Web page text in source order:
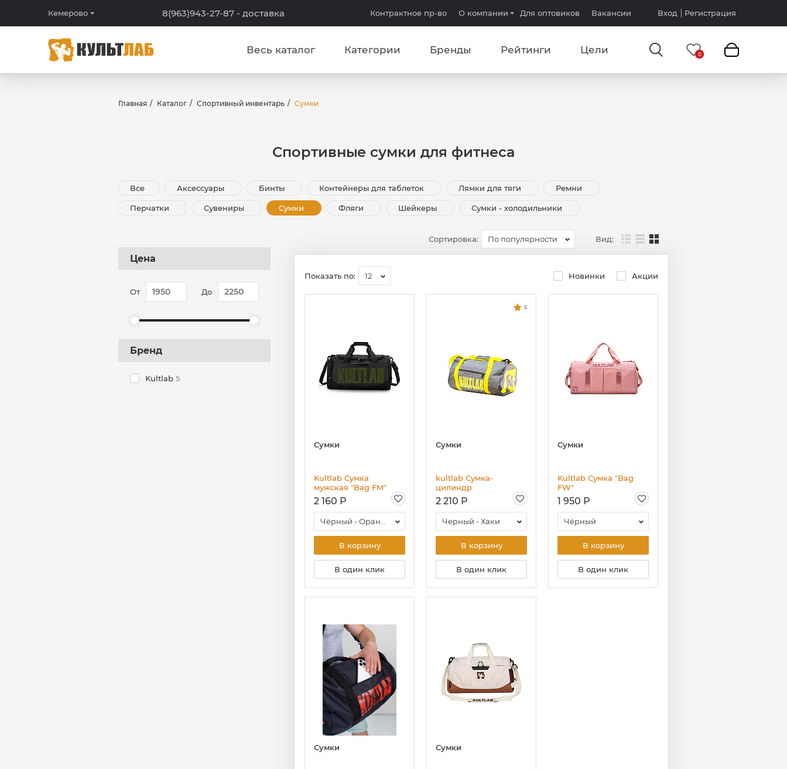
Кемерово 8(963)943-27-87 - доставка Контрактное пр-во О компании Для оптовиков Вакансии Вход Регистрация
Весь каталог Категории Бренды Рейтинги Цели
Главная Каталог Спортивный инвентарь Сумки
Спортивные сумки для фитнеса
Все Аксессуары Бинты Контейнеры для таблеток Лямки для тяги Ремни
Перчатки Сувениры Сумки Фляги Шейкеры Сумки - холодильники
Цена
От До
Бренд
Kultlab 5
Сортировка: По популярности Вид:
Показать по: 12 Новинки Акции
Сумки
Kultlab Сумка
мужская "Bag FM"
2 160 Р
В корзину
В один клик
Сумки
kultlab Сумка-
цилиндр
5
2 210 Р
Черный - Хаки
В корзину
В один клик
Сумки
Kultlab Сумка "Bag
FW"
1 950 Р
Чёрный
В корзину
В один клик
Сумки Сумки